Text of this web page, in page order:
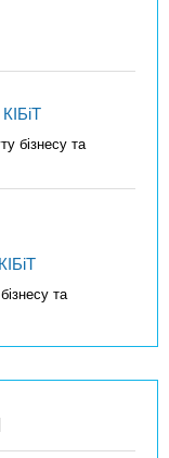
бізнесу та
та